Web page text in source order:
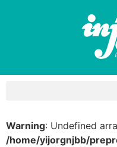
Warning: Undefined
/home/yijorgnjbb/